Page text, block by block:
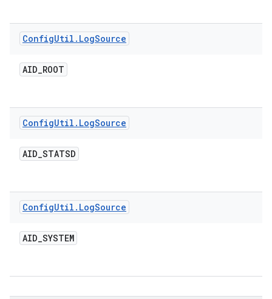
ConfigUtil . LogSource
AID_ROOT
ConfigUtil . LogSource
AID_STATSD
ConfigUtil . LogSource
AID_SYSTEM